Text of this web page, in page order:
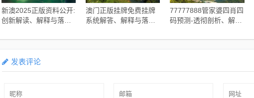
新澳2025正版资料公开:
创新解读、解释与落实,
澳门正版挂牌免费挂牌
系统解答、解释与落实​-
77777888管家婆四肖四
码预测-透彻剖析、解释
段
发表评论